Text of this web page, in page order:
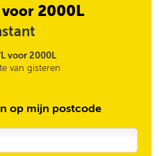
voor 2000L
voor 2000L
van gisteren
op mijn postcode